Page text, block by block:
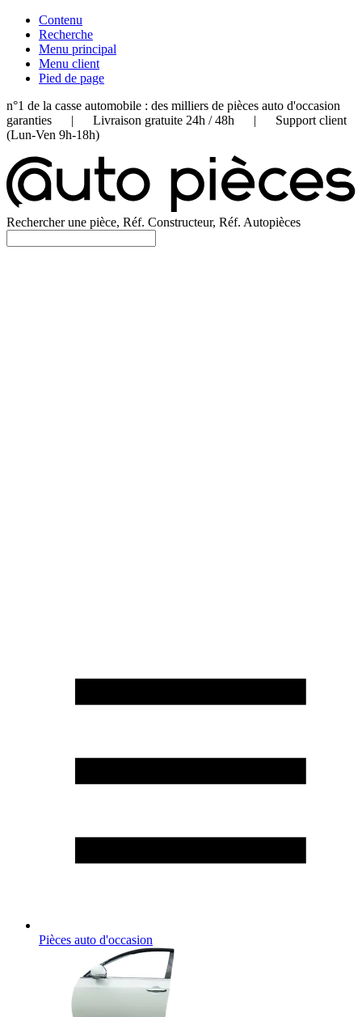
Contenu
Recherche
Menu principal
Menu client
Pied de page
n°1 de la casse automobile : des milliers de pièces auto d'occasion
garanties | Livraison gratuite 24h / 48h | Support client
(Lun-Ven 9h-18h)
Rechercher une pièce, Réf. Constructeur, Réf. Autopièces
Pièces auto d'occasion